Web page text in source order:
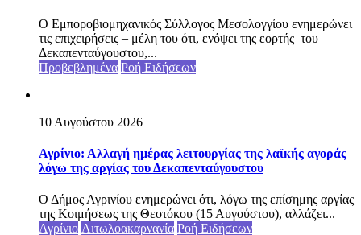
Ο Εμποροβιομηχανικός Σύλλογος Μεσολογγίου ενημερώνει
τις επιχειρήσεις – μέλη του ότι, ενόψει της εορτής του
Δεκαπενταύγουστου,...
Προβεβλημένα Ροή Ειδήσεων
10 Αυγούστου 2026
Αγρίνιο: Αλλαγή ημέρας λειτουργίας της λαϊκής αγοράς
λόγω της αργίας του Δεκαπενταύγουστου
Ο Δήμος Αγρινίου ενημερώνει ότι, λόγω της επίσημης αργίας
της Κοιμήσεως της Θεοτόκου (15 Αυγούστου), αλλάζει...
Αγρίνιο Αιτωλοακαρνανία Ροή Ειδήσεων